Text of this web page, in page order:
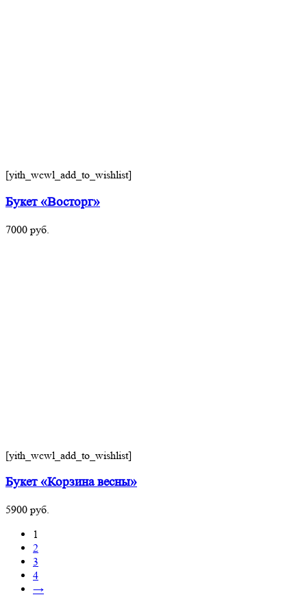
[yith_wcwl_add_to_wishlist]
Букет «Восторг»
7000 руб.
[yith_wcwl_add_to_wishlist]
Букет «Корзина весны»
5900 руб.
1
2
3
4
→